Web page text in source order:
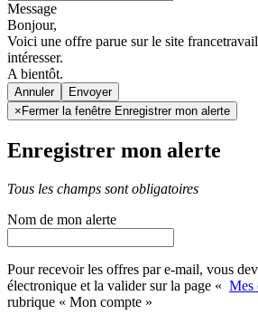
Message
Bonjour,
Voici une offre parue sur le site
intéresser.
A bientôt.
Annuler
× Fermer la fenêtre Enregistrer mon alerte
Enregistrer mon alerte
Tous les champs sont obligatoires
Nom de mon alerte
Pour recevoir les offres par e-mail, vous
électronique et la valider sur la page « Mes
rubrique « Mon compte »